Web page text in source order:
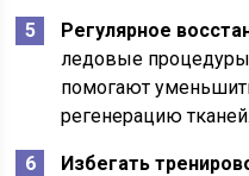
Регулярное
ледовые
помогают
регенерацию тканей.
Избегать